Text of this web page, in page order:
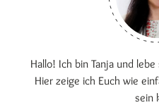
Hallo! Ich bin Tanja und
Hier zeige ich Euch wie
sein